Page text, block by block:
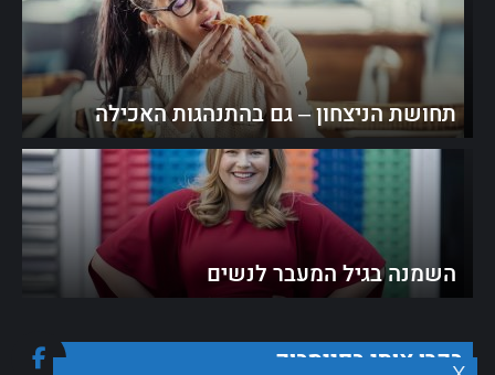
תחושת הניצחון – גם בהתנהגות האכילה
השמנה בגיל המעבר לנשים
בקרו אותי בפייסבוק